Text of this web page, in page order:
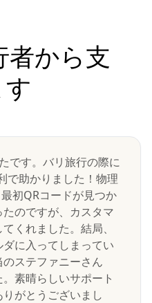
者から支
です。バリ旅行の際に
で助かりました！物理
初QRコードが見つか
のですが、カスタマ
くれました。結局、
に入ってしまってい
ステファニーさん
素晴らしいサポート
がとうございまし